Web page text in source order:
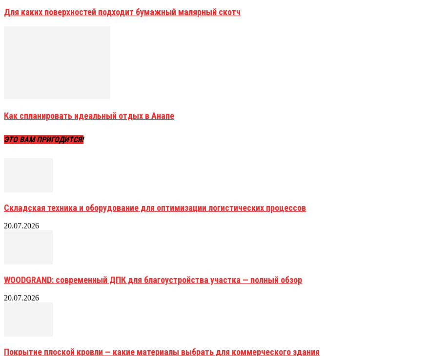
Для каких поверхностей подходит бумажный малярный скотч
Как спланировать идеальный отдых в Анапе
ЭТО ВАМ ПРИГОДИТСЯ!
Складская техника и оборудование для оптимизации логистических процессов
20.07.2026
WOODGRAND: современный ДПК для благоустройства участка — полный обзор
20.07.2026
Покрытие плоской кровли — какие материалы выбрать для коммерческого здания